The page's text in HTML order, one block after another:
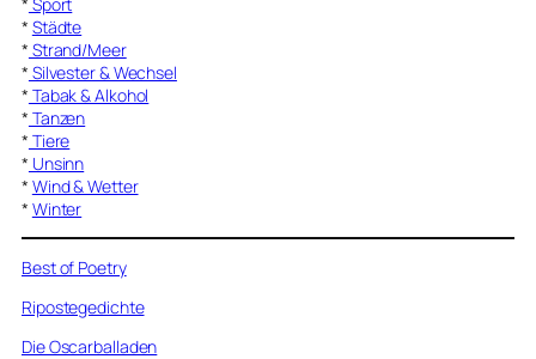
* Städte
* Strand/Meer
* Silvester & Wechsel
* Tabak & Alkohol
* Tanzen
* Tiere
* Unsinn
* Wind & Wetter
* Winter
Best of Poetry
Ripostegedichte
Die Oscarballaden